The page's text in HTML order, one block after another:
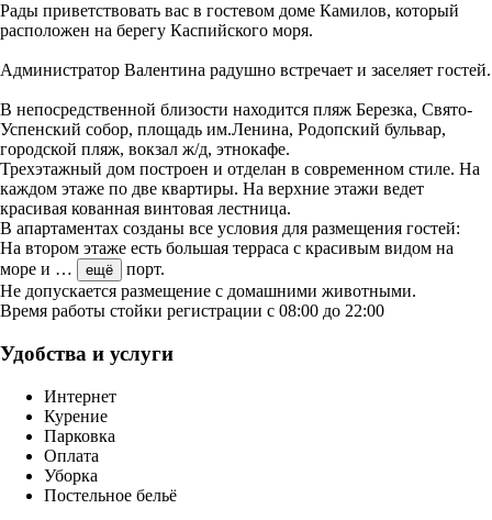
Рады приветствовать вас в гостевом доме Камилов, который
расположен на берегу Каспийского моря.
Администратор Валентина радушно встречает и заселяет гостей.
В непосредственной близости находится пляж Березка, Свято-
Успенский собор, площадь им.Ленина, Родопский бульвар,
городской пляж, вокзал ж/д, этнокафе.
Трехэтажный дом построен и отделан в современном стиле. На
каждом этаже по две квартиры. На верхние этажи ведет
красивая кованная винтовая лестница.
В апартаментах созданы все условия для размещения гостей:
На втором этаже есть большая терраса с красивым видом на
море и … ещё
порт.
Не допускается размещение с домашними животными.
Время работы стойки регистрации с 08:00 до 22:00
Удобства и услуги
Интернет
Курение
Парковка
Оплата
Уборка
Постельное бельё